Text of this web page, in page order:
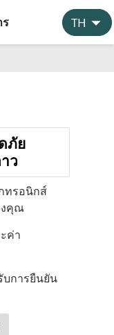
ร
ภัย
ว
ทรอนิกส์
งคุณ
ค่า
บการยืนยัน